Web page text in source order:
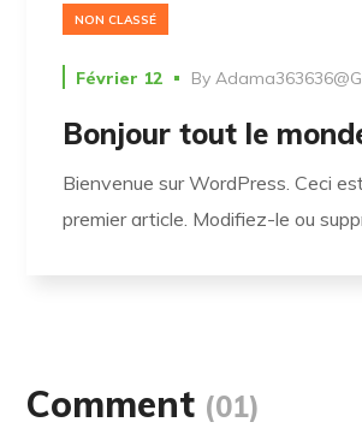
NON CLASSÉ
Février 12 By
Bonjour tout le
Bienvenue sur WordPress. Ceci
premier article. Modifiez-le ou
Comment (01)